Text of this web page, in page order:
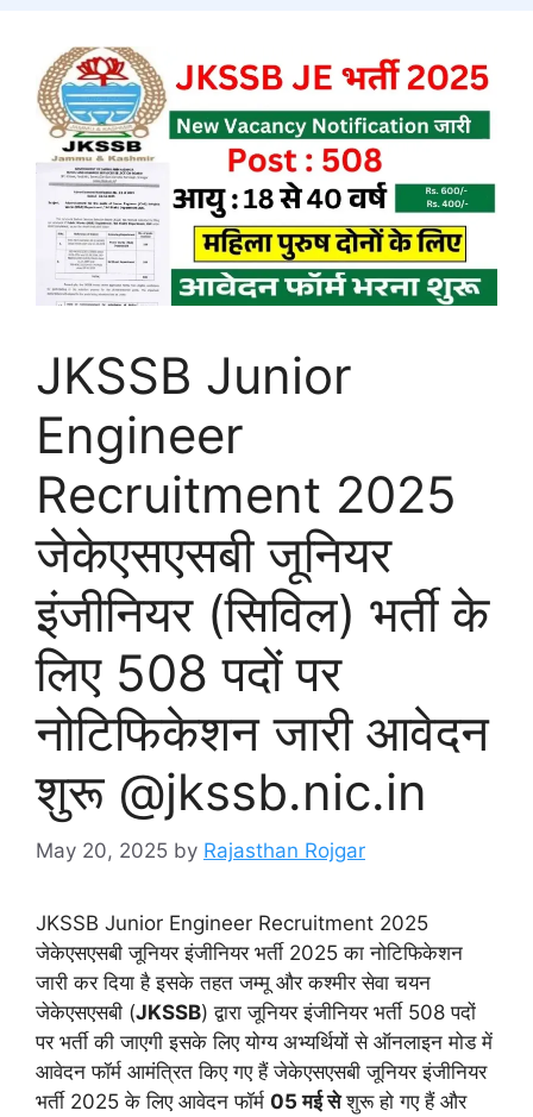
JKSSB Junior
Engineer
Recruitment 2025
जेकेएसएसबी जूनियर
इंजीनियर (सिविल) भर्ती के
लिए 508 पदों पर
नोटिफिकेशन जारी आवेदन
शुरू @jkssb.nic.in
May 20, 2025 by Rajasthan Rojgar
JKSSB Junior Engineer Recruitment 2025
जेकेएसएसबी जूनियर इंजीनियर भर्ती 2025 का नोटिफिकेशन
जारी कर दिया है इसके तहत जम्मू और कश्मीर सेवा चयन
जेकेएसएसबी (JKSSB) द्वारा जूनियर इंजीनियर भर्ती 508 पदों
पर भर्ती की जाएगी इसके लिए योग्य अभ्यर्थियों से ऑनलाइन मोड में
आवेदन फॉर्म आमंत्रित किए गए हैं जेकेएसएसबी जूनियर इंजीनियर
भर्ती 2025 के लिए आवेदन फॉर्म 05 मई सेशुरू हो गए हैं और